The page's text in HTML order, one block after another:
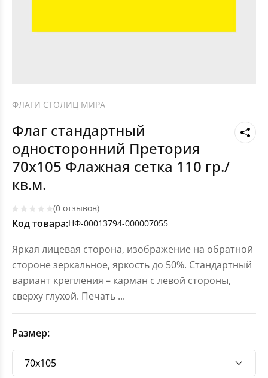
ФЛАГИ СТОЛИЦ МИРА
Флаг стандартный
односторонний Претория
70х105 Флажная сетка 110 гр./
кв.м.
(0 отзывов)
Код товара:НФ-00013794-000007055
Яркая лицевая сторона, изображение на обратной
стороне зеркальное, яркость до 50%. Стандартный
вариант крепления – карман с левой стороны,
сверху глухой. Печать ...
Размер: